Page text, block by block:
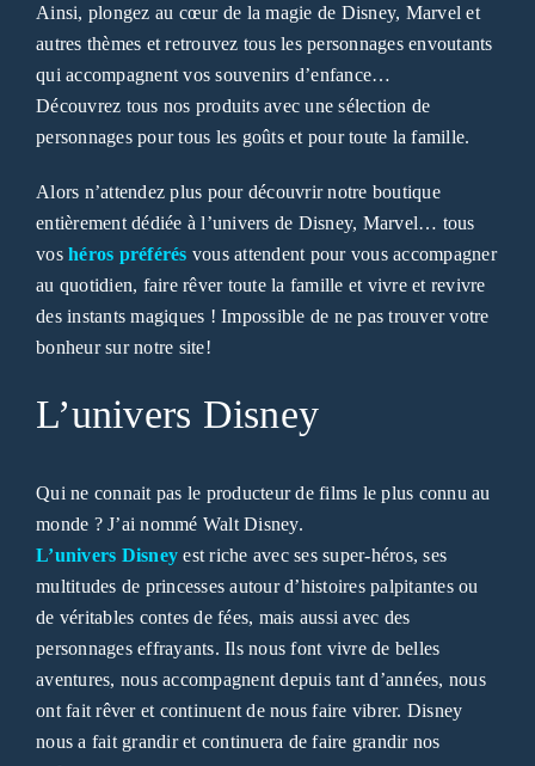
Ainsi, plongez au cœur de la magie de Disney, Marvel et
autres thèmes et retrouvez tous les personnages envoutants
qui accompagnent vos souvenirs d’enfance…
Découvrez tous nos produits avec une sélection de
personnages pour tous les goûts et pour toute la famille.
Alors n’attendez plus pour découvrir notre boutique
entièrement dédiée à l’univers de Disney, Marvel… tous
vos héros préférés vous attendent pour vous accompagner
au quotidien, faire rêver toute la famille et vivre et revivre
des instants magiques ! Impossible de ne pas trouver votre
bonheur sur notre site!
L’univers Disney
Qui ne connait pas le producteur de films le plus connu au
monde ? J’ai nommé Walt Disney.
L’univers Disney est riche avec ses super-héros, ses
multitudes de princesses autour d’histoires palpitantes ou
de véritables contes de fées, mais aussi avec des
personnages effrayants. Ils nous font vivre de belles
aventures, nous accompagnent depuis tant d’années, nous
ont fait rêver et continuent de nous faire vibrer. Disney
nous a fait grandir et continuera de faire grandir nos